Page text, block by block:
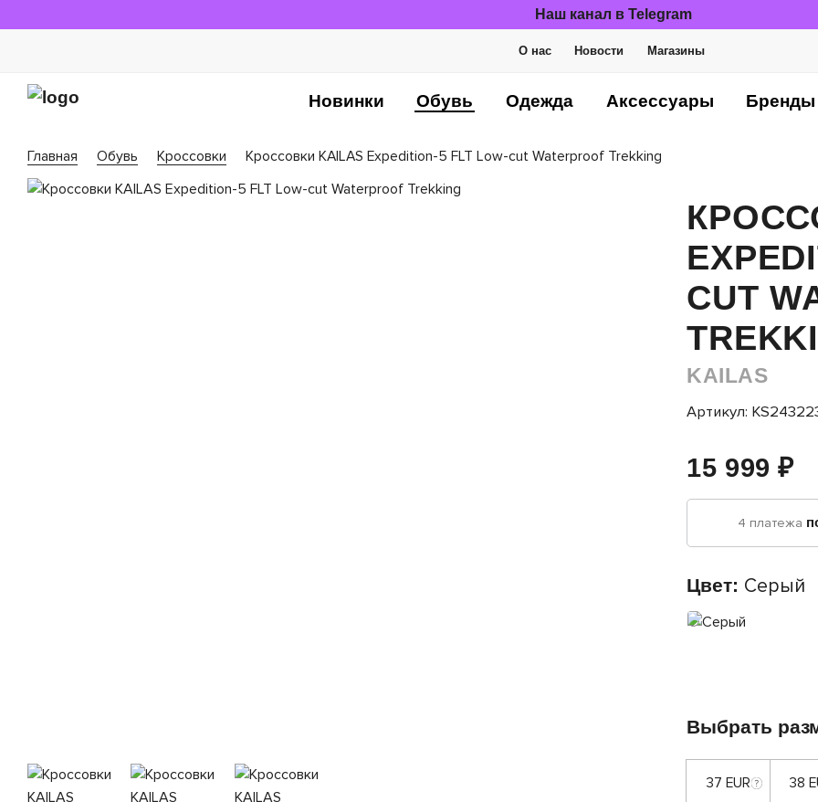
Наш канал в Telegram
О нас Новости Магазины
Новинки Обувь Одежда Аксессуары Бренды
Главная Обувь Кроссовки Кроссовки KAILAS Expedition-5 FLT Low-cut Waterproof Trekking
CUT
KAILAS
Артикул:
15 999 ₽
4 платежа
Цвет: Серый
Выбрать
37 EUR 38